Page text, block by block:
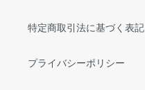
特定商取引法に基づく表記
プライバシーポリシー